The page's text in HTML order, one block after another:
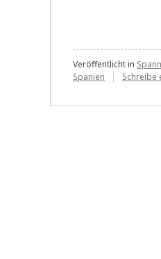
Veröffentlicht in
Spanien
Schreibe